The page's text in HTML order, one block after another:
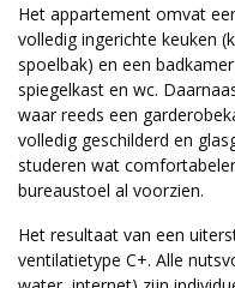
Het appartement omvat
volledig ingerichte keuken
spoelbak) en een
spiegelkast en wc.
waar reeds een
volledig geschilderd en
studeren wat
bureaustoel al voorzien.
Het resultaat van een
ventilatietype C+. Alle